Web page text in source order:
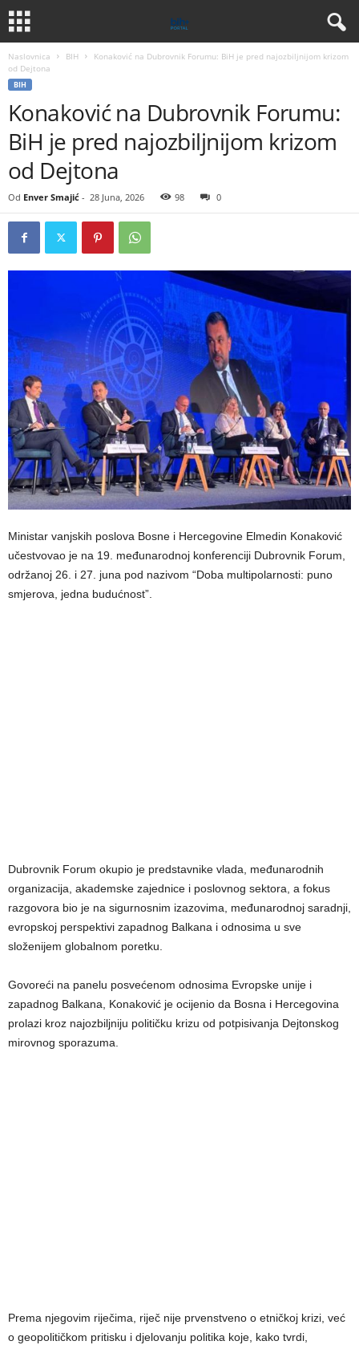
Naslovnica BIH
Konaković na Dubrovnik Forumu: BiH je pred najozbiljnijom krizom
od Dejtona
BIH
Konaković na Dubrovnik Forumu:
BiH je pred najozbiljnijom krizom
od Dejtona
Od Enver Smajić - 28 Juna, 2026 98 0
Ministar vanjskih poslova Bosne i Hercegovine Elmedin Konaković
učestvovao je na 19. međunarodnoj konferenciji Dubrovnik Forum,
održanoj 26. i 27. juna pod nazivom “Doba multipolarnosti: puno
smjerova, jedna budućnost”.
Dubrovnik Forum okupio je predstavnike vlada, međunarodnih
organizacija, akademske zajednice i poslovnog sektora, a fokus
razgovora bio je na sigurnosnim izazovima, međunarodnoj saradnji,
evropskoj perspektivi zapadnog Balkana i odnosima u sve
složenijem globalnom poretku.
Govoreći na panelu posvećenom odnosima Evropske unije i
zapadnog Balkana, Konaković je ocijenio da Bosna i Hercegovina
prolazi kroz najozbiljniju političku krizu od potpisivanja Dejtonskog
mirovnog sporazuma.
Prema njegovim riječima, riječ nije prvenstveno o etničkoj krizi, već
o geopolitičkom pritisku i djelovanju politika koje, kako tvrdi,